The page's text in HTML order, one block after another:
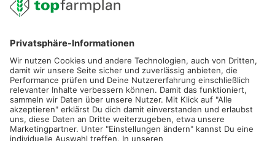
02501 801 44 84
service@topfarmplan.de
Sei immer auf dem Laufenden!
Neue Features, spannende Tipps und hilfreiche Anleitungen!